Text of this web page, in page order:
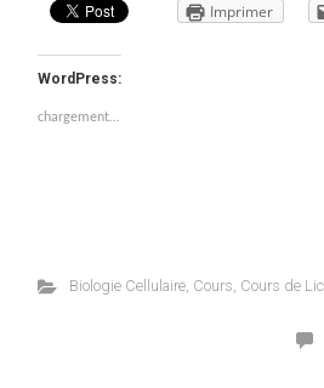
Imprimer
WordPress:
chargement…
Biologie Cellulaire, Cours, Cours de